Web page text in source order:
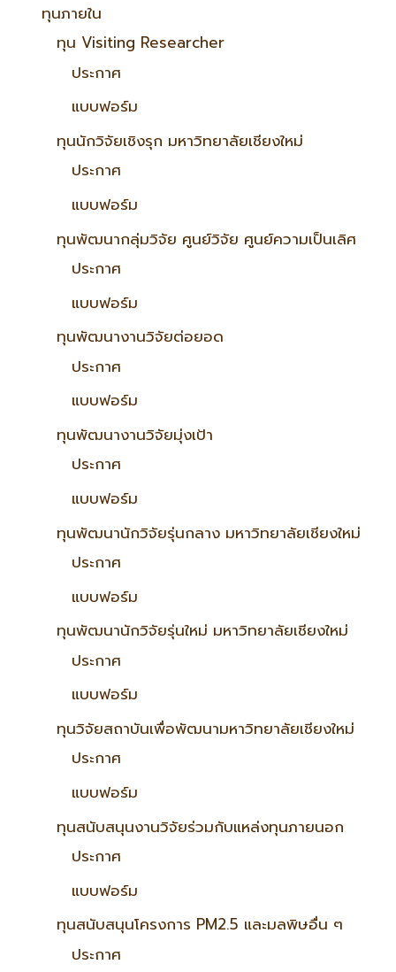
ทุนภายใน
ทุน Visiting Researcher
ประกาศ
แบบฟอร์ม
ทุนนักวิจัยเชิงรุก มหาวิทยาลัยเชียงใหม่
ประกาศ
แบบฟอร์ม
ทุนพัฒนากลุ่มวิจัย ศูนย์วิจัย ศูนย์ความเป็นเลิศ
ประกาศ
แบบฟอร์ม
ทุนพัฒนางานวิจัยต่อยอด
ประกาศ
แบบฟอร์ม
ทุนพัฒนางานวิจัยมุ่งเป้า
ประกาศ
แบบฟอร์ม
ทุนพัฒนานักวิจัยรุ่นกลาง มหาวิทยาลัยเชียงใหม่
ประกาศ
แบบฟอร์ม
ทุนพัฒนานักวิจัยรุ่นใหม่ มหาวิทยาลัยเชียงใหม่
ประกาศ
แบบฟอร์ม
ทุนวิจัยสถาบันเพื่อพัฒนามหาวิทยาลัยเชียงใหม่
ประกาศ
แบบฟอร์ม
ทุนสนับสนุนงานวิจัยร่วมกับแหล่งทุนภายนอก
ประกาศ
แบบฟอร์ม
ทุนสนับสนุนโครงการ PM2.5 และมลพิษอื่น ๆ
ประกาศ